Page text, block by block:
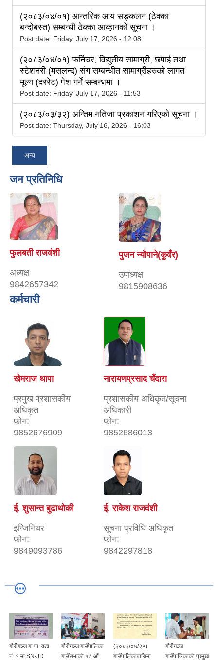
(२०८३/०४/०१) आन्तरिक आय सङ्कलन (ठेक्का
बन्दोबस्त) सम्बन्धी ठेक्का आव्हानको सूचना ।
Post date: Friday, July 17, 2026 - 12:08
(२०८३/०४/०१) फर्निचर, विद्युतीय सामाग्री, छपाई तथा
स्टेशनरी (मसलन्द) संग सम्बन्धीत सामाग्रीहरुको लागत
मूल्य (दररेट) पेश गर्ने सम्बन्धमा ।
Post date: Friday, July 17, 2026 - 11:53
(२०८३/०३/३२) अन्तिम नतिजा प्रकाशन गरिएको सूचना ।
Post date: Thursday, July 16, 2026 - 16:03
अन्य
जन प्रतिनिधि
फुलबती राजवंशी
अध्यक्ष
9842657342
पुजन न्यौपाने(कुवँर)
उपाध्यक्ष
9815908636
कर्मचारी
खेमराज थापा
प्रमुख प्रशासकीय
अधिकृत
फोन:
9852676909
नारायणप्रसाद चँदारा
प्रशासकीय अधिकृत/सूचना
अधिकारी
फोन:
9852686013
ई. शुसान्त बुढाथोकी
इन्जिनियर
फोन:
9849093786
ई. राकेश राजवंशी
सूचना प्रविधि अधिकृत
फोन:
9842297818
गौरीगञ्ज गा.पा. वडा
नं. १ मा SN-JD
गौरीगञ्ज गाउँपालिका
गाउँसभाको १८ औं
(२०८२/०५/२५)
गाउँपालिकाबासिमा
गौरीगञ्ज
गाउँपालिकाको प्रमुख